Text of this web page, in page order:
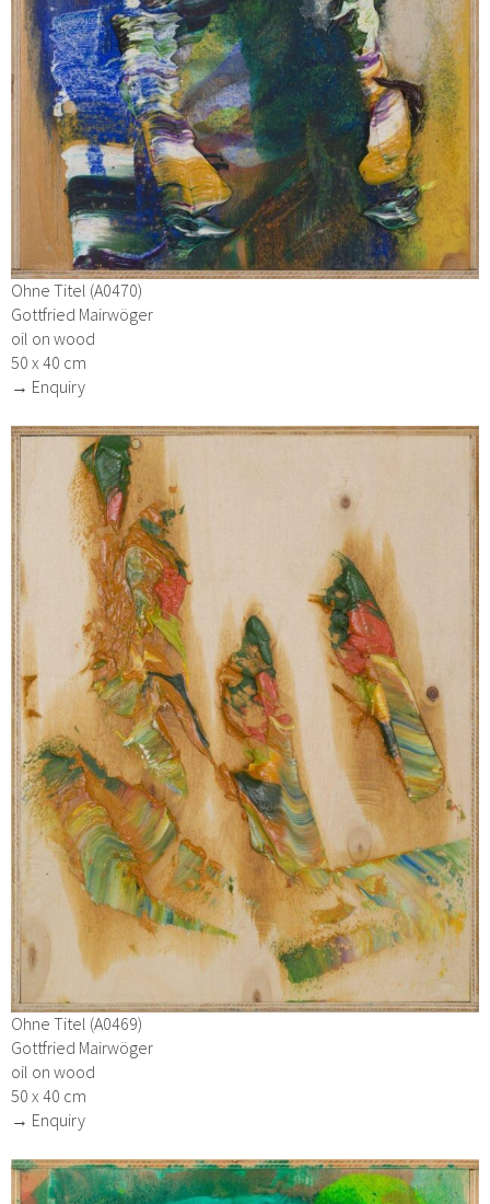
Ohne Titel (A0470)
Gottfried Mairwöger
oil on wood
50 x 40 cm
→ Enquiry
Ohne Titel (A0469)
Gottfried Mairwöger
oil on wood
50 x 40 cm
→ Enquiry